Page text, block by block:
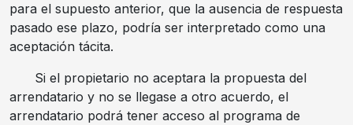
para el supuesto anterior, que la ausencia de respuesta
pasado ese plazo, podría ser interpretado como una
aceptación tácita.
Si el propietario no aceptara la propuesta del
arrendatario y no se llegase a otro acuerdo, el
arrendatario podrá tener acceso al programa de